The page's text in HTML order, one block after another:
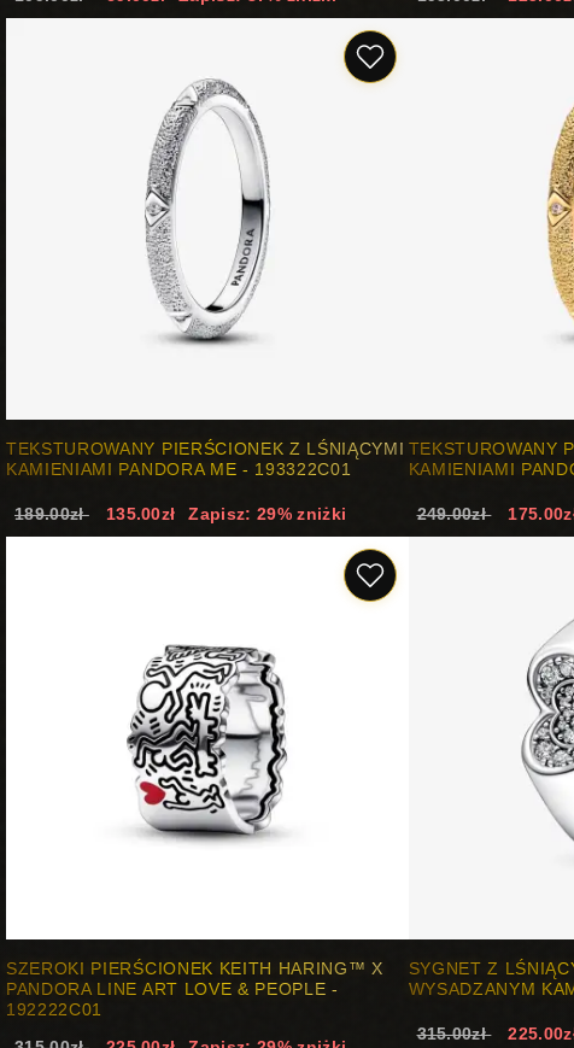
TEKSTUROWANY PIERŚCIONEK Z LŚNIĄCYMI
KAMIENIAMI PANDORA ME - 193322C01
189.00zł 135.00zł Zapisz: 29% zniżki
TEKSTUROWANY
KAMIENIAMI
249.00zł
SZEROKI PIERŚCIONEK KEITH HARING™ X
PANDORA LINE ART LOVE & PEOPLE -
192222C01
SYGNET Z
WYSADZANYM
315.00zł